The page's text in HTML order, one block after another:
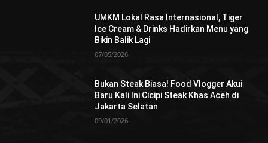
UMKM Lokal Rasa Internasional, Tiger
Ice Cream & Drinks Hadirkan Menu yang
Bikin Balik Lagi
07/05/2026
Bukan Steak Biasa! Food Vlogger Akui
Baru Kali Ini Cicipi Steak Khas Aceh di
Jakarta Selatan
09/01/2026